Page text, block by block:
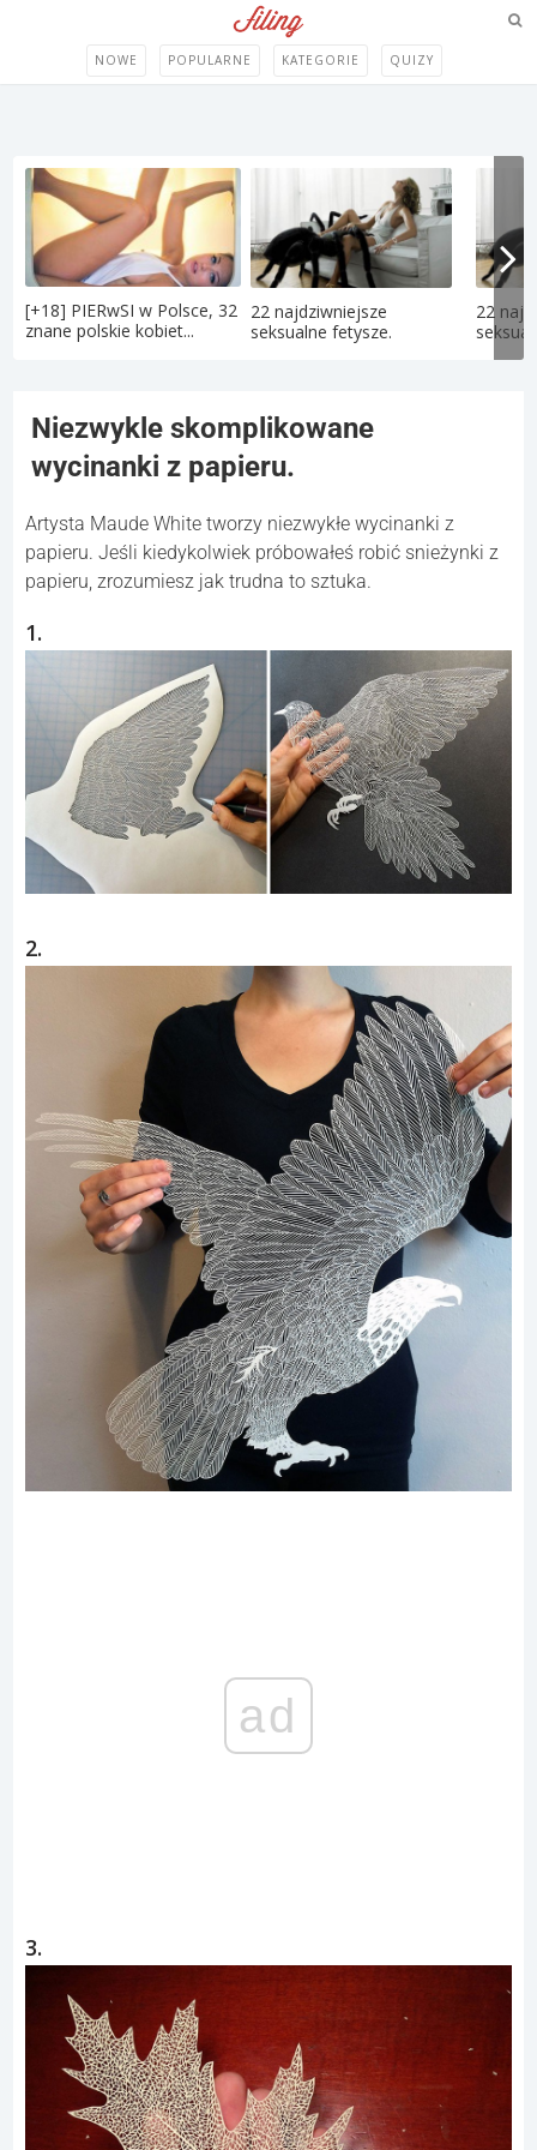
NOWE POPULARNE KATEGORIE QUIZY
[+18] PIERwSI w Polsce, 32
znane polskie kobiet...
22 najdziwniejsze
seksualne fetysze.
22
Niezwykle skomplikowane
wycinanki z papieru.
Artysta Maude White tworzy niezwykłe wycinanki z
papieru. Jeśli kiedykolwiek próbowałeś robić snieżynki z
papieru, zrozumiesz jak trudna to sztuka.
1.
2.
ad
3.